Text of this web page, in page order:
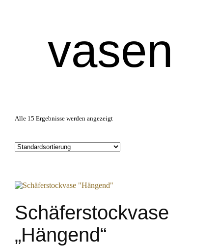
vasen
Alle 15 Ergebnisse werden angezeigt
Schäferstockvase
„Hängend“